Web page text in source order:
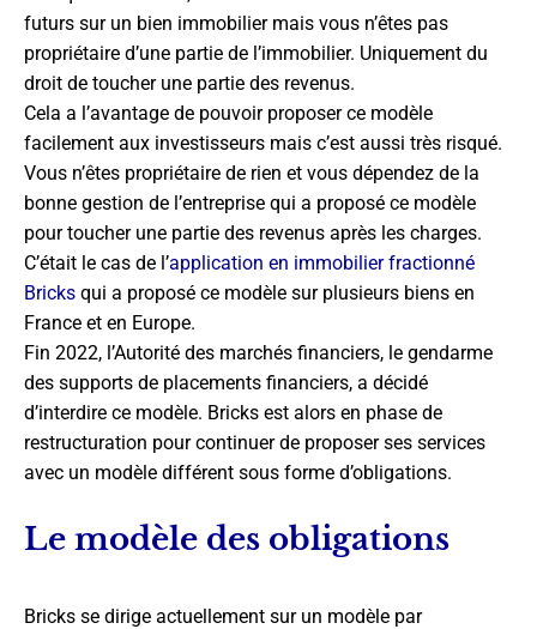
futurs sur un bien immobilier mais vous n’êtes pas
propriétaire d’une partie de l’immobilier. Uniquement du
droit de toucher une partie des revenus.
Cela a l’avantage de pouvoir proposer ce modèle
facilement aux investisseurs mais c’est aussi très risqué.
Vous n’êtes propriétaire de rien et vous dépendez de la
bonne gestion de l’entreprise qui a proposé ce modèle
pour toucher une partie des revenus après les charges.
C’était le cas de l’application en immobilier fractionné
Bricks qui a proposé ce modèle sur plusieurs biens en
France et en Europe.
Fin 2022, l’Autorité des marchés financiers, le gendarme
des supports de placements financiers, a décidé
d’interdire ce modèle. Bricks est alors en phase de
restructuration pour continuer de proposer ses services
avec un modèle différent sous forme d’obligations.
Le modèle des obligations
Bricks se dirige actuellement sur un modèle par